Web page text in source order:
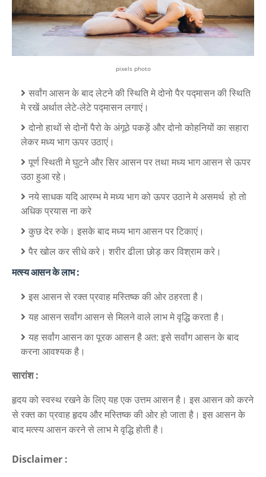
pixels photo
सर्वांग आसन के बाद लेटने की स्थिति मे दोनो पैर पद्मासन की स्थिति
मे रखें अर्थात लेटे-लेटे पद्मासन लगाएं।
दोनो हाथों से दोनों पैरो के अंगूठे पकड़ें और दोनो कोहनियों का सहारा
लेकर मध्य भाग ऊपर उठाएं।
पूर्ण स्थिती मे घुटने और सिर आसन पर तथा मध्य भाग आसन से ऊपर
उठा हुआ रहे।
नये साधक यदि आरम्भ मे मध्य भाग को ऊपर उठाने मे असमर्थ हो तो
अधिक प्रयास ना करे
कुछ देर रुके। इसके बाद मध्य भाग आसन पर टिकाएं।
पैर खोल कर सीधे करे। शरीर ढीला छोड़ कर विश्राम करे।
मत्स्य आसन के लाभ :
इस आसन से रक्त प्रवाह मस्तिष्क की ओर ठहरता है।
यह आसन सर्वांग आसन से मिलने वाले लाभ मे वृद्धि करता है।
यह सर्वांग आसन का पूरक आसन है अत: इसे सर्वांग आसन के बाद
करना आवश्यक है।
सारांश :
हृदय को स्वस्थ रखने के लिए यह एक उत्तम आसन है। इस आसन को करने
से रक्त का प्रवाह हृदय और मस्तिष्क की ओर हो जाता है। इस आसन के
बाद मत्स्य आसन करने से लाभ मे वृद्धि होती है।
Disclaimer :